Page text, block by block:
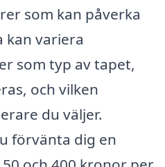
som kan påverka
kan variera
som typ av tapet,
och vilken
du väljer.
förvänta dig en